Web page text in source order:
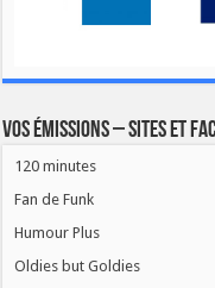
Vos émissions – Sites et
120 minutes
Fan de Funk
Humour Plus
Oldies but Goldies